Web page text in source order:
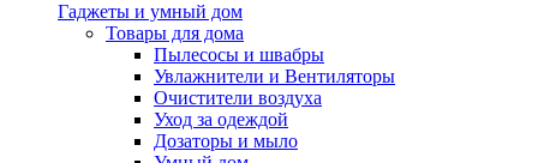
Гаджеты и умный дом
Товары для дома
Пылесосы и швабры
Увлажнители и Вентиляторы
Очистители воздуха
Уход за одеждой
Дозаторы и мыло